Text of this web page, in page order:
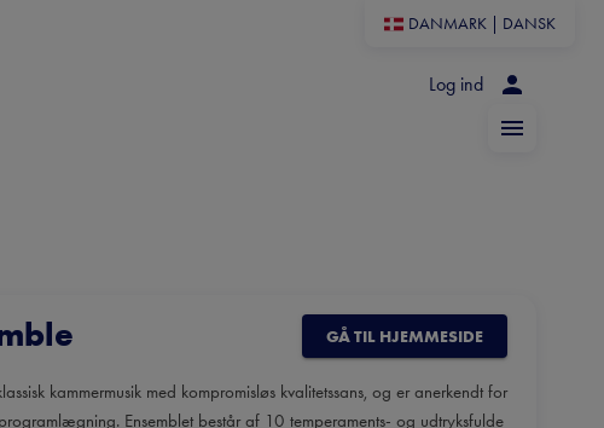
DANMARK DANSK
Log ind
GÅ TIL HJEMMESIDE
kammermusik med kompromisløs kvalitetssans, og er anerkendt for
Ensemblet består af 10 temperaments- og udtryksfulde